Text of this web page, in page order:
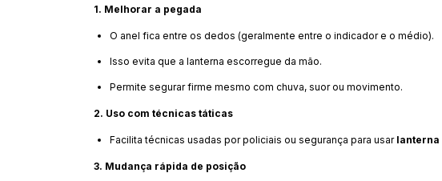
1. Melhorar a pegada
O anel fica entre os dedos (geralmente entre o indicador e o médio).
Isso evita que a lanterna escorregue da mão.
Permite segurar firme mesmo com chuva, suor ou movimento.
2. Uso com técnicas táticas
Facilita técnicas usadas por policiais ou segurança para usar lanterna
3. Mudança rápida de posição